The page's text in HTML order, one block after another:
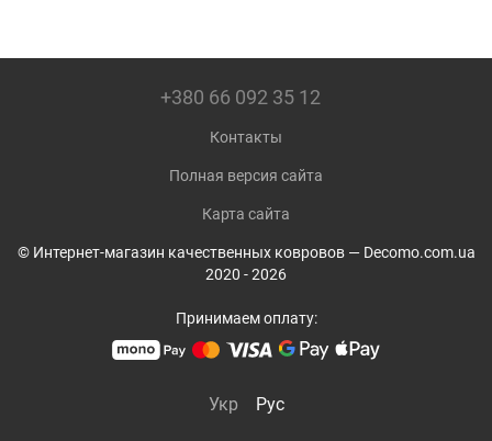
+380 66 092 35 12
Контакты
Полная версия сайта
Карта сайта
© Интернет-магазин качественных ковровов — Decomo.com.ua
2020 - 2026
Принимаем оплату:
Укр Рус